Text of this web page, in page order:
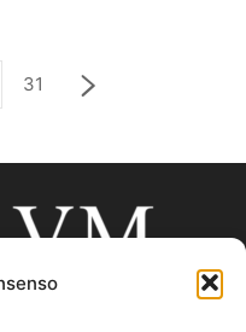
31